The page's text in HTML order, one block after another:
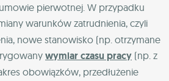
pierwotnej. W przypadku
warunków zatrudnienia, czyli
nowe stanowisko (np. otrzymane
wymiar czasu pracy (np. z
obowiązków, przedłużenie